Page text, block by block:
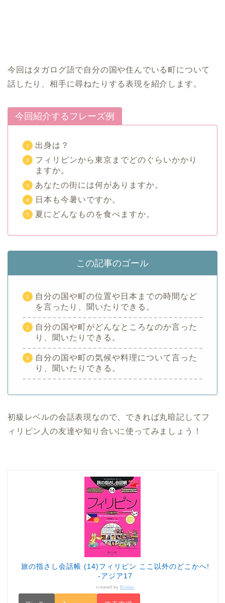
今回はタガログ語で自分の国や住んでいる町について
話したり、相手に尋ねたりする表現を紹介します。
今回紹介するフレーズ例
出身は？
フィリピンから東京までどのぐらいかかり
ますか。
あなたの街には何がありますか。
日本も今暑いですか。
夏にどんなものを食べますか。
この記事のゴール
自分の国や町の位置や日本までの時間など
を言ったり、聞いたりできる。
自分の国や町がどんなところなのか言った
り、聞いたりできる。
自分の国や町の気候や料理について言った
り、聞いたりできる。
初級レベルの会話表現なので、できれば丸暗記してフ
ィリピン人の友達や知り合いに使ってみましょう！
旅の指さし会話帳 (14)フィリピン ここ以外のどこかへ!
-アジア17
created by Rinker